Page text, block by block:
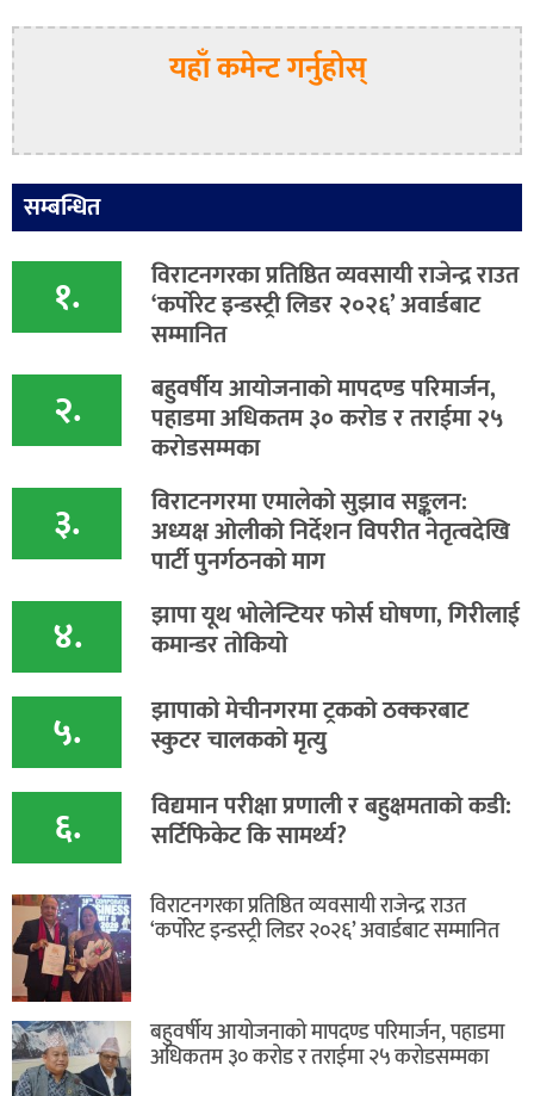
यहाँ कमेन्ट गर्नुहोस्
सम्बन्धित
१. विराटनगरका प्रतिष्ठित व्यवसायी राजेन्द्र राउत
‘कर्पोरेट इन्डस्ट्री लिडर २०२६’ अवार्डबाट
सम्मानित
२. बहुवर्षीय आयोजनाको मापदण्ड परिमार्जन,
पहाडमा अधिकतम ३० करोड र तराईमा २५
करोडसम्मका
३. विराटनगरमा एमालेको सुझाव सङ्कलन:
अध्यक्ष ओलीको निर्देशन विपरीत नेतृत्वदेखि
पार्टी पुनर्गठनको माग
४. झापा यूथ भोलेन्टियर फोर्स घोषणा, गिरीलाई
कमान्डर तोकियो
५. ​झापाको मेचीनगरमा ट्रकको ठक्करबाट
स्कुटर चालकको मृत्यु
६. विद्यमान परीक्षा प्रणाली र बहुक्षमताको कडी:
सर्टिफिकेट कि सामर्थ्य?
विराटनगरका प्रतिष्ठित व्यवसायी राजेन्द्र राउत
‘कर्पोरेट इन्डस्ट्री लिडर २०२६’ अवार्डबाट सम्मानित
बहुवर्षीय आयोजनाको मापदण्ड परिमार्जन, पहाडमा
अधिकतम ३० करोड र तराईमा २५ करोडसम्मका